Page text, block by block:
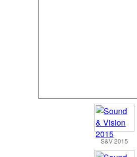
S&V 2015